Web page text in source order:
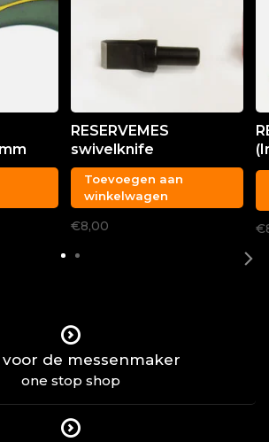
RESERVEMES
swivelknife
Toevoegen aan
winkelwagen
€8,00
voor de messenmaker
one stop shop